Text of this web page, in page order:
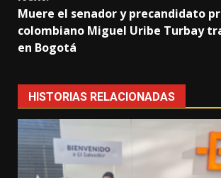
Muere el senador y precandidato
colombiano Miguel Uribe Turbay
en Bogotá
HISTORIAS RELACIONADAS